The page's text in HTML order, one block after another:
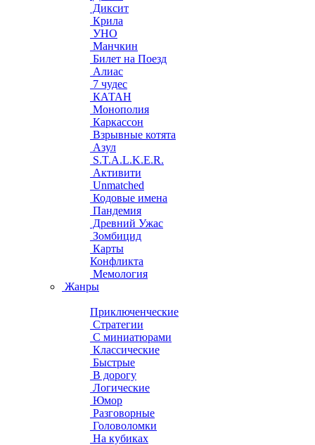
Диксит
Крила
УНО
Манчкин
Билет на Поезд
Алиас
7 чудес
КАТАН
Монополия
Каркассон
Взрывные котята
Азул
S.T.A.L.K.E.R.
Активити
Unmatched
Кодовые имена
Пандемия
Древний Ужас
Зомбицид
Карты
Конфликта
Мемология
Жанры
Приключенческие
Стратегии
С миниатюрами
Классические
Быстрые
В дорогу
Логические
Юмор
Разговорные
Головоломки
На кубиках